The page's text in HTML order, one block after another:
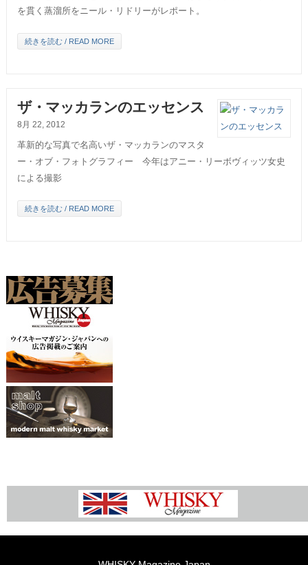
を貫く蒸溜所をニール・リドリーがレポート。
続きを読む / READ MORE
ザ・マッカランのエッセンス
8月 22, 2012
革新的な写真で名高いザ・マッカランのマスタ
ー・オブ・フォトグラフィー 今年はアニー・リーボヴィッツ女史
による撮影
続きを読む / READ MORE